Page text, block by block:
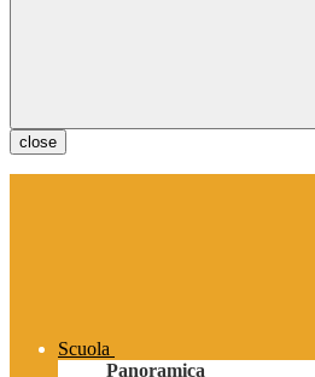
close
Scuola
Panoramica